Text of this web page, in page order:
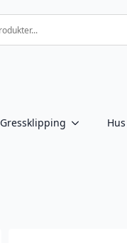
Gressklipping